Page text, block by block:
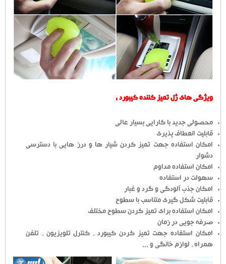
ویژگی های ژل تمیز کننده کیبورد :
محصولی جدید با کارایی بسیار عالی
قابلیت انعطاف پذیری
امکان استفاده جهت تمیز کردن شیار ها و درز هایی با دسترسی
دشوار
امکان استفاده مداوم
سهولت در استفاده
امکان جذب آلودگی و گرد و غبار
قابلیت شکل گیری متناسب با سطوح
امکان استفاده برای تمیز کردن سطوح مختلف
صرفه جویی در زمان
امکان استفاده جهت تمیز کردن کیبورد ، کنترل تلویزیون ، تلفن
همراه ، لوازم خانگی و ...